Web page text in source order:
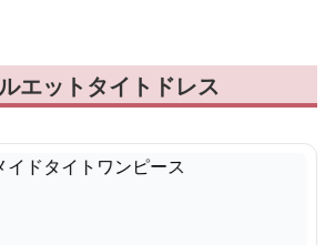
エットタイトドレス